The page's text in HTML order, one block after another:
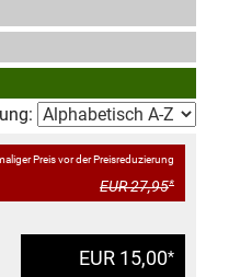
Preis vor der Preisreduzierung
EUR 27,95*
EUR 15,00*